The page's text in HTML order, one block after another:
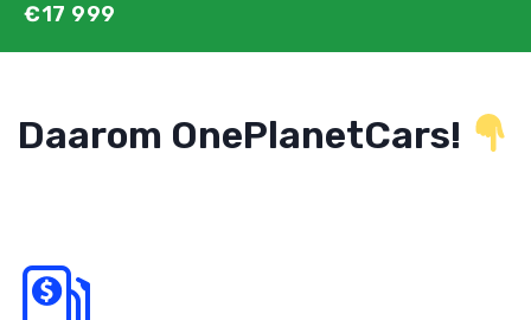
€12 780
Daarom OnePlanetCars!